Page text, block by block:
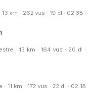
km · 262 vus · 19 dl · 02:38 ·
· 13 km · 164 vus · 20 dl ·
11 km · 172 vus · 22 dl · 02:18